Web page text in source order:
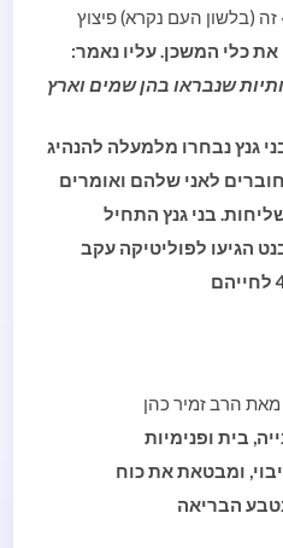
כלי המשכן. עליו נאמר:
גנץ נבחרו מלמעלה להנהיג
לאני שלהם ואומרים
בני גנץ התחיל
הגיעו לפוליטיקה עקב
בית ופנימיות
ומבטאת את כוח
הבריאה